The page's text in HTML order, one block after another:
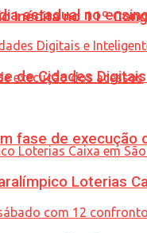
no 11º
fase de execução
estadual no
de Cidades
Loterias